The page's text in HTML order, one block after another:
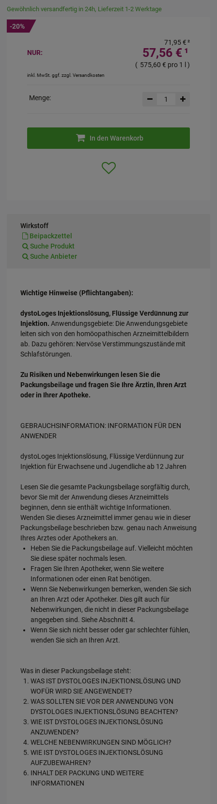
Gewöhnlich versandfertig in 24h, Lieferzeit 1-2 Werktage
NUR: 57,56 € ¹
71,95 €²
inkl. MwSt. ggf. zzgl. Versandkosten
( 575,60 € pro 1 l )
-20%
Menge:
In den Warenkorb
Wirkstoff
Beipackzettel
Suche Produkt
Suche Anbieter
Wichtige Hinweise (Pflichtangaben):
dystoLoges Injektionslösung, Flüssige Verdünnung zur
Injektion. Anwendungsgebiete: Die Anwendungsgebiete
leiten sich von den homöopathischen Arzneimittelbildern
ab. Dazu gehören: Nervöse Verstimmungszustände mit
Schlafstörungen.
Zu Risiken und Nebenwirkungen lesen Sie die
Packungsbeilage und fragen Sie Ihre Ärztin, Ihren Arzt
oder in Ihrer Apotheke.
GEBRAUCHSINFORMATION: INFORMATION FÜR DEN
ANWENDER
dystoLoges Injektionslösung, Flüssige Verdünnung zur
Injektion für Erwachsene und Jugendliche ab 12 Jahren
Lesen Sie die gesamte Packungsbeilage sorgfältig durch,
bevor Sie mit der Anwendung dieses Arzneimittels
beginnen, denn sie enthält wichtige Informationen.
Wenden Sie dieses Arzneimittel immer genau wie in dieser
Packungsbeilage beschrieben bzw. genau nach Anweisung
Ihres Arztes oder Apothekers an.
Heben Sie die Packungsbeilage auf. Vielleicht möchten
Sie diese später nochmals lesen.
Fragen Sie Ihren Apotheker, wenn Sie weitere
Informationen oder einen Rat benötigen.
Wenn Sie Nebenwirkungen bemerken, wenden Sie sich
an Ihren Arzt oder Apotheker. Dies gilt auch für
Nebenwirkungen, die nicht in dieser Packungsbeilage
angegeben sind. Siehe Abschnitt 4.
Wenn Sie sich nicht besser oder gar schlechter fühlen,
wenden Sie sich an Ihren Arzt.
Was in dieser Packungsbeilage steht:
WAS IST DYSTOLOGES INJEKTIONSLÖSUNG UND
WOFÜR WIRD SIE ANGEWENDET?
WAS SOLLTEN SIE VOR DER ANWENDUNG VON
DYSTOLOGES INJEKTIONSLÖSUNG BEACHTEN?
WIE IST DYSTOLOGES INJEKTIONSLÖSUNG
ANZUWENDEN?
WELCHE NEBENWIRKUNGEN SIND MÖGLICH?
WIE IST DYSTOLOGES INJEKTIONSLÖSUNG
AUFZUBEWAHREN?
INHALT DER PACKUNG UND WEITERE
INFORMATIONEN